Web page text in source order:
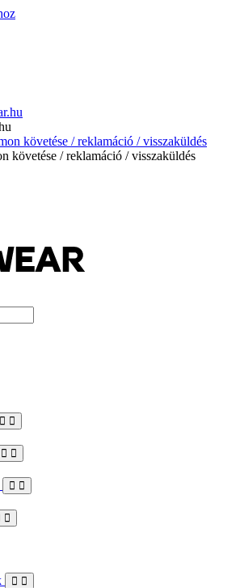
követése / reklamáció / visszaküldés
követése / reklamáció / visszaküldés